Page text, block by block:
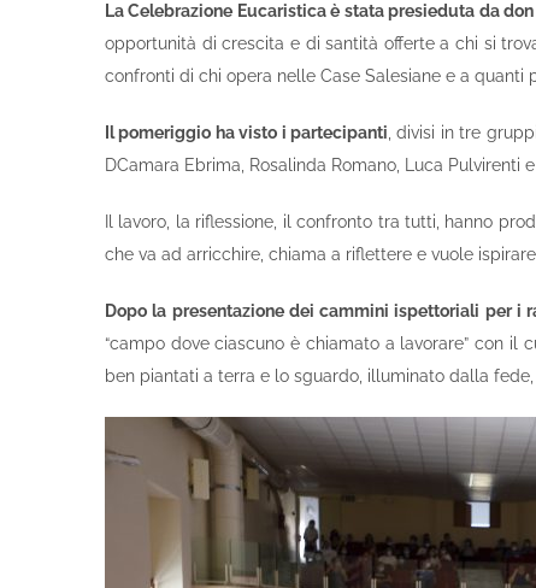
La Celebrazione Eucaristica è stata presieduta da don
opportunità di crescita e di santità offerte a chi si
confronti di chi opera nelle Case Salesiane e a quanti
Il pomeriggio ha visto i partecipanti , divisi in tre
DCamara Ebrima, Rosalinda Romano, Luca Pulvirenti
Il lavoro, la riflessione, il confronto tra tutti, hanno
che va ad arricchire, chiama a riflettere e vuole
Dopo la presentazione dei cammini ispettoriali per i
“campo dove ciascuno è chiamato a lavorare” con il
ben piantati a terra e lo sguardo, illuminato dalla